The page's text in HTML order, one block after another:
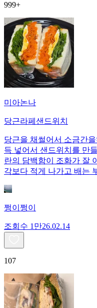
999+
미아논나
당근라페샌드위치
당근을 채썰어서 소금간
득 넣어서 샌드위치를 만
란의 담백함이 조화가 잘
각보다 적게 나가고 배는
쩡이쩡이
조회수 1만26.02.14
107